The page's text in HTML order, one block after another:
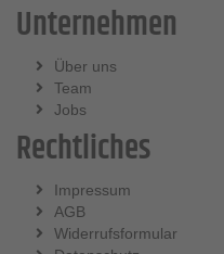
Unternehmen
Über uns
Team
Jobs
Rechtliches
Impressum
AGB
Widerrufsformular